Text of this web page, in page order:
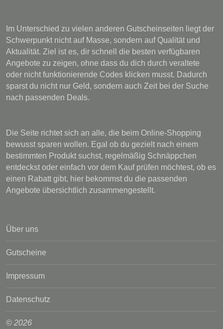
Im Unterschied zu vielen anderen Gutscheinseiten liegt der
Schwerpunkt nicht auf Masse, sondern auf Qualität und
Aktualität. Ziel ist es, dir schnell die besten verfügbaren
Angebote zu zeigen, ohne dass du dich durch veraltete
oder nicht funktionierende Codes klicken musst. Dadurch
sparst du nicht nur Geld, sondern auch Zeit bei der Suche
nach passenden Deals.
Die Seite richtet sich an alle, die beim Online-Shopping
bewusst sparen wollen. Egal ob du gezielt nach einem
bestimmten Produkt suchst, regelmäßig Schnäppchen
entdeckst oder einfach vor dem Kauf prüfen möchtest, ob es
einen Rabatt gibt, hier bekommst du die passenden
Angebote übersichtlich zusammengestellt.
Über uns
Gutscheine
Impressum
Datenschutz
© 2026